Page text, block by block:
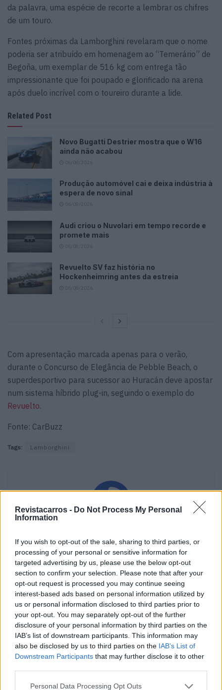
Revistacarros - Do Not Process My Personal
Information
If you wish to opt-out of the sale, sharing to third parties, or
processing of your personal or sensitive information for
targeted advertising by us, please use the below opt-out
section to confirm your selection. Please note that after your
opt-out request is processed you may continue seeing
interest-based ads based on personal information utilized by
us or personal information disclosed to third parties prior to
your opt-out. You may separately opt-out of the further
disclosure of your personal information by third parties on the
IAB’s list of downstream participants. This information may
also be disclosed by us to third parties on the IAB’s List of
Downstream Participants that may further disclose it to other
Personal Data Processing Opt Outs
da palavra, uma espécie de recorte a lembrar os chifres
de um touro.
Fontes próximas da Lamborghini revelaram que o nome
poderia ser atribuído em homenagem ao “Temerário” de
Begoña, um exemplar de 516 kg com entrega tão
impressionante que foi poupado e glorificado na arena
após duelo incrível com o toureiro durante a lide.
Related Post
Novo Bugatti Destrier mostra que o W16
ainda não acabou
Produção automóvel cai e deixa indústria à
espera de novo sinal
Audi criou o Nuvolari em tempo recorde e
promete mais
Revuelto SV faz história no
Hockenheimring antes da estreia
Com apresentação marcada apenas para o verão,
durante o Concurso de Elegância de Pebble Beach, o
superdesportivo para sucessor ao Huracán deve apostar
num sistema híbrido plug-in, seguindo o exemplo do
Revuelto.
Fonte: CarBuzz
Tags: Lamborghini
Related Posts
Novo Bugatti Destrier mostra que o W16